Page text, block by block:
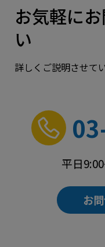
お気軽に
い
詳しくご説明させて
平日
お